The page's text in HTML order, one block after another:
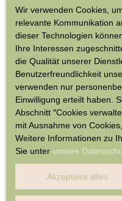
Wir verwenden Cookies,
relevante Kommunikation
dieser Technologien
Ihre Interessen
die Qualität unserer
Benutzerfreundlichkeit
verwenden nur
Einwilligung erteilt haben.
Abschnitt ″Cookies
mit Ausnahme von
Weitere Informationen zu
Sie unter unsere
Akzeptiere alles